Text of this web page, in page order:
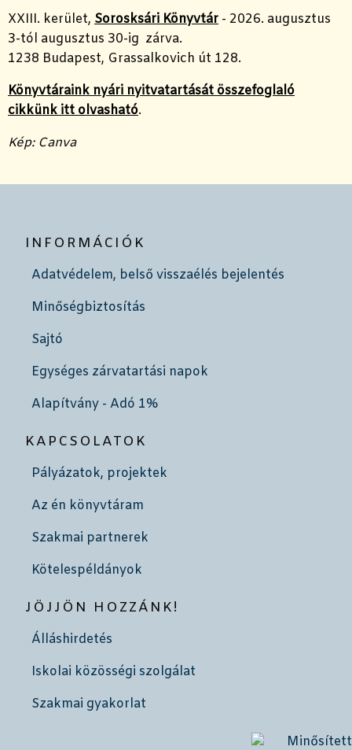
XXIII. kerület, Sorosksári Könyvtár - 2026. augusztus
3-tól augusztus 30-ig zárva.
1238 Budapest, Grassalkovich út 128.
Könyvtáraink nyári nyitvatartását összefoglaló
cikkünk itt olvasható.
Kép: Canva
INFORMÁCIÓK
Adatvédelem, belső visszaélés bejelentés
Minőségbiztosítás
Sajtó
Egységes zárvatartási napok
Alapítvány - Adó 1%
KAPCSOLATOK
Pályázatok, projektek
Az én könyvtáram
Szakmai partnerek
Kötelespéldányok
JÖJJÖN HOZZÁNK!
Álláshirdetés
Iskolai közösségi szolgálat
Szakmai gyakorlat